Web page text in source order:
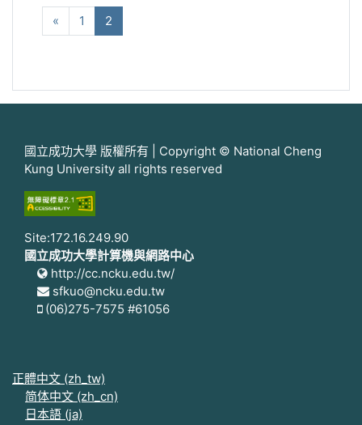
« 向前1 2
國立成功大學 版權所有 | Copyright © National Cheng
Kung University all rights reserved
Site:172.16.249.90
國立成功大學計算機與網路中心
http://cc.ncku.edu.tw/
sfkuo@ncku.edu.tw
(06)275-7575 #61056
正體中文 ‎(zh_tw)‎
简体中文 ‎(zh_cn)‎
日本語 ‎(ja)‎